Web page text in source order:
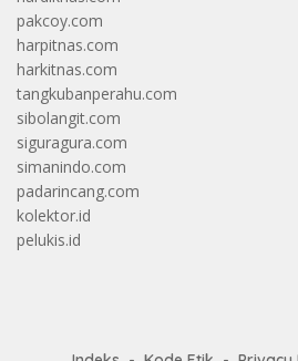
pakcoy.com
harpitnas.com
harkitnas.com
tangkubanperahu.com
sibolangit.com
siguragura.com
simanindo.com
padarincang.com
kolektor.id
pelukis.id